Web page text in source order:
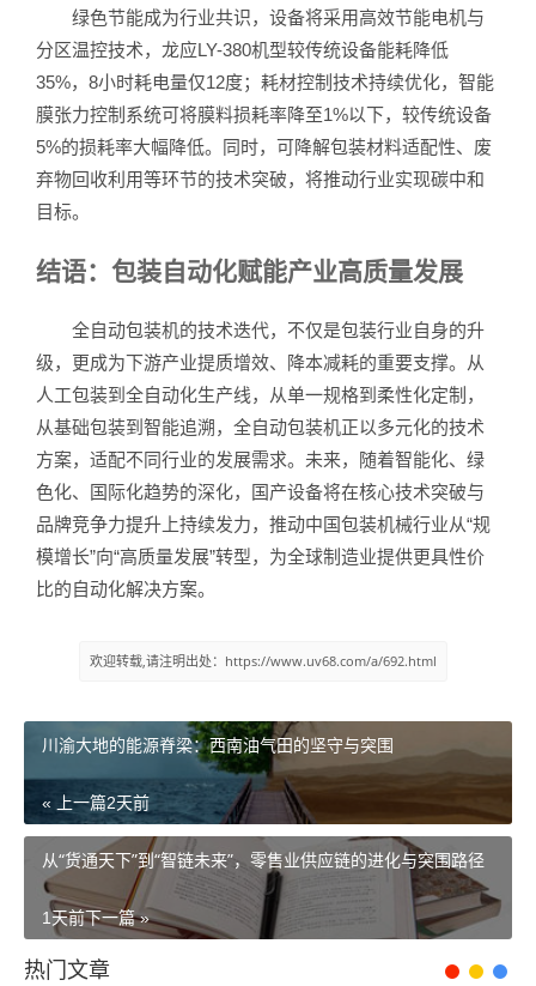
绿色节能成为行业共识，设备将采用高效节能电机与
分区温控技术，龙应LY-380机型较传统设备能耗降低
35%，8小时耗电量仅12度；耗材控制技术持续优化，智能
膜张力控制系统可将膜料损耗率降至1%以下，较传统设备
5%的损耗率大幅降低。同时，可降解包装材料适配性、废
弃物回收利用等环节的技术突破，将推动行业实现碳中和
目标。
结语：包装自动化赋能产业高质量发展
全自动包装机的技术迭代，不仅是包装行业自身的升
级，更成为下游产业提质增效、降本减耗的重要支撑。从
人工包装到全自动化生产线，从单一规格到柔性化定制，
从基础包装到智能追溯，全自动包装机正以多元化的技术
方案，适配不同行业的发展需求。未来，随着智能化、绿
色化、国际化趋势的深化，国产设备将在核心技术突破与
品牌竞争力提升上持续发力，推动中国包装机械行业从“规
模增长”向“高质量发展”转型，为全球制造业提供更具性价
比的自动化解决方案。
欢迎转载,请注明出处：https://www.uv68.com/a/692.html
川渝大地的能源脊梁：西南油气田的坚守与突围
« 上一篇2天前
从“货通天下”到“智链未来”，零售业供应链的进化与突围路径
下一篇 »
1天前
热门文章